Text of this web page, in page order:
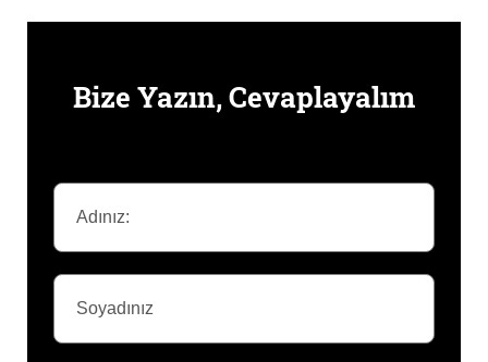
Bize Yazın, Cevaplayalım